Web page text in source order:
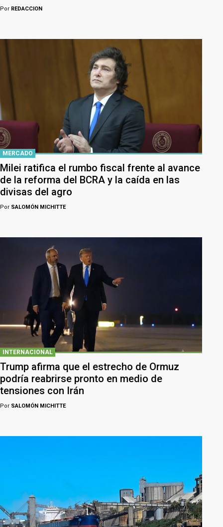
Por REDACCION
MERCADO
Milei ratifica el rumbo fiscal frente al avance
de la reforma del BCRA y la caída en las
divisas del agro
Por SALOMÓN MICHITTE
INTERNACIONAL
Trump afirma que el estrecho de Ormuz
podría reabrirse pronto en medio de
tensiones con Irán
Por SALOMÓN MICHITTE